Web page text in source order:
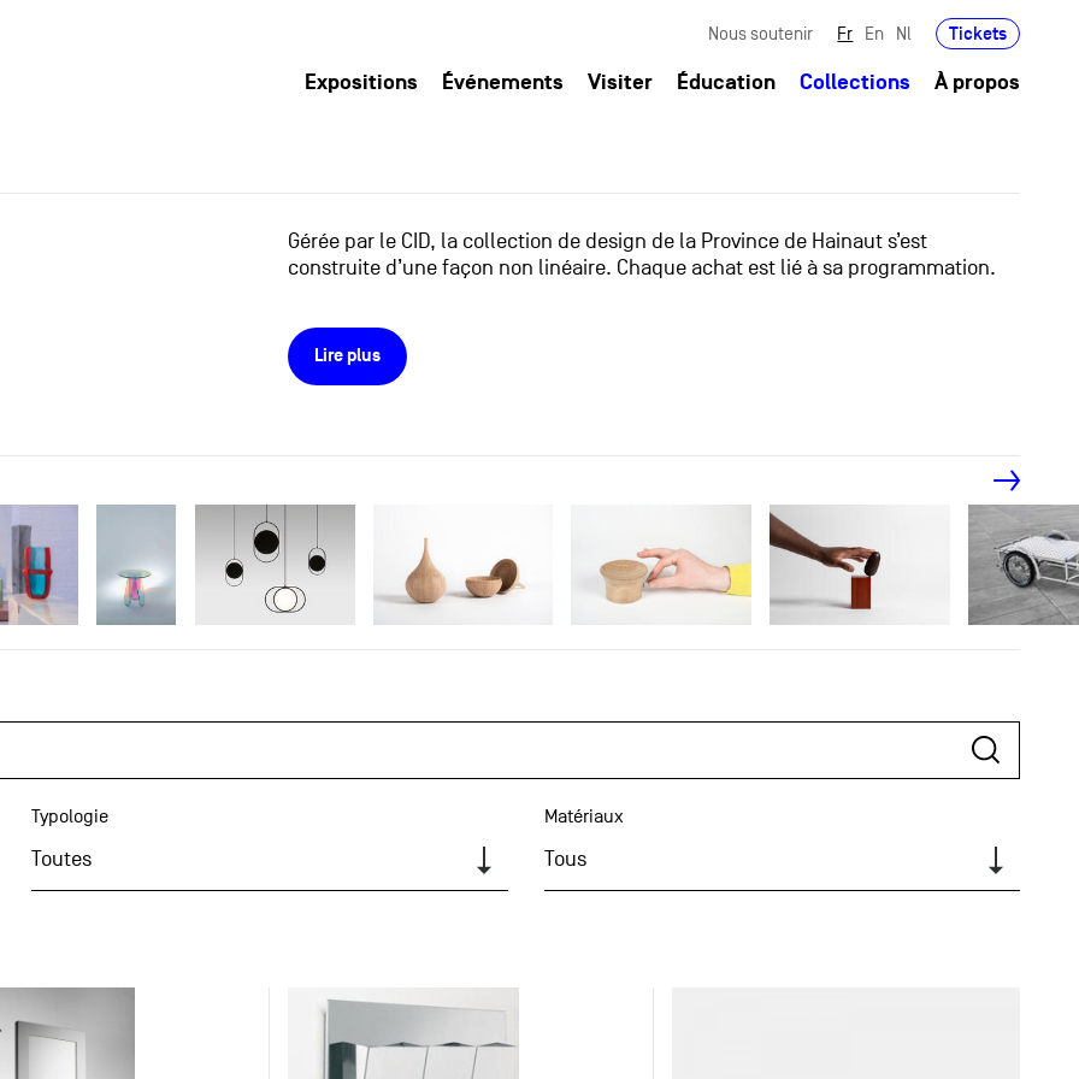
Nous soutenir Fr En Nl Tickets
Expositions Événements Visiter Éducation Collections À propos
Gérée par le CID, la collection de design de la Province de Hainaut s’est
construite d’une façon non linéaire. Chaque achat est lié à sa programmation.
Lire plus
Typologie
Toutes
Matériaux
Tous